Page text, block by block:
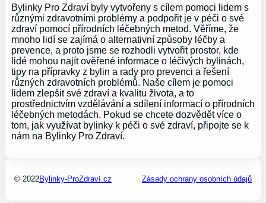
Bylinky Pro Zdraví byly vytvořeny s cílem pomoci lidem s
různými zdravotními problémy a podpořit je v péči o své
zdraví pomocí přírodních léčebných metod. Věříme, že
mnoho lidí se zajímá o alternativní způsoby léčby a
prevence, a proto jsme se rozhodli vytvořit prostor, kde
lidé mohou najít ověřené informace o léčivých bylinách,
tipy na přípravky z bylin a rady pro prevenci a řešení
různých zdravotních problémů. Naše cílem je pomoci
lidem zlepšit své zdraví a kvalitu života, a to
prostřednictvím vzdělávání a sdílení informací o přírodních
léčebných metodách. Pokud se chcete dozvědět více o
tom, jak využívat bylinky k péči o své zdraví, připojte se k
nám na Bylinky Pro Zdraví.
© 2022Bylinky-ProZdraví.cz Zásady ochrany osobních údajů